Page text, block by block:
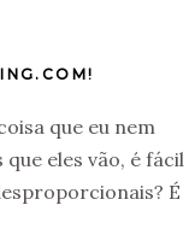
que eu nem
eles vão, é fácil
É